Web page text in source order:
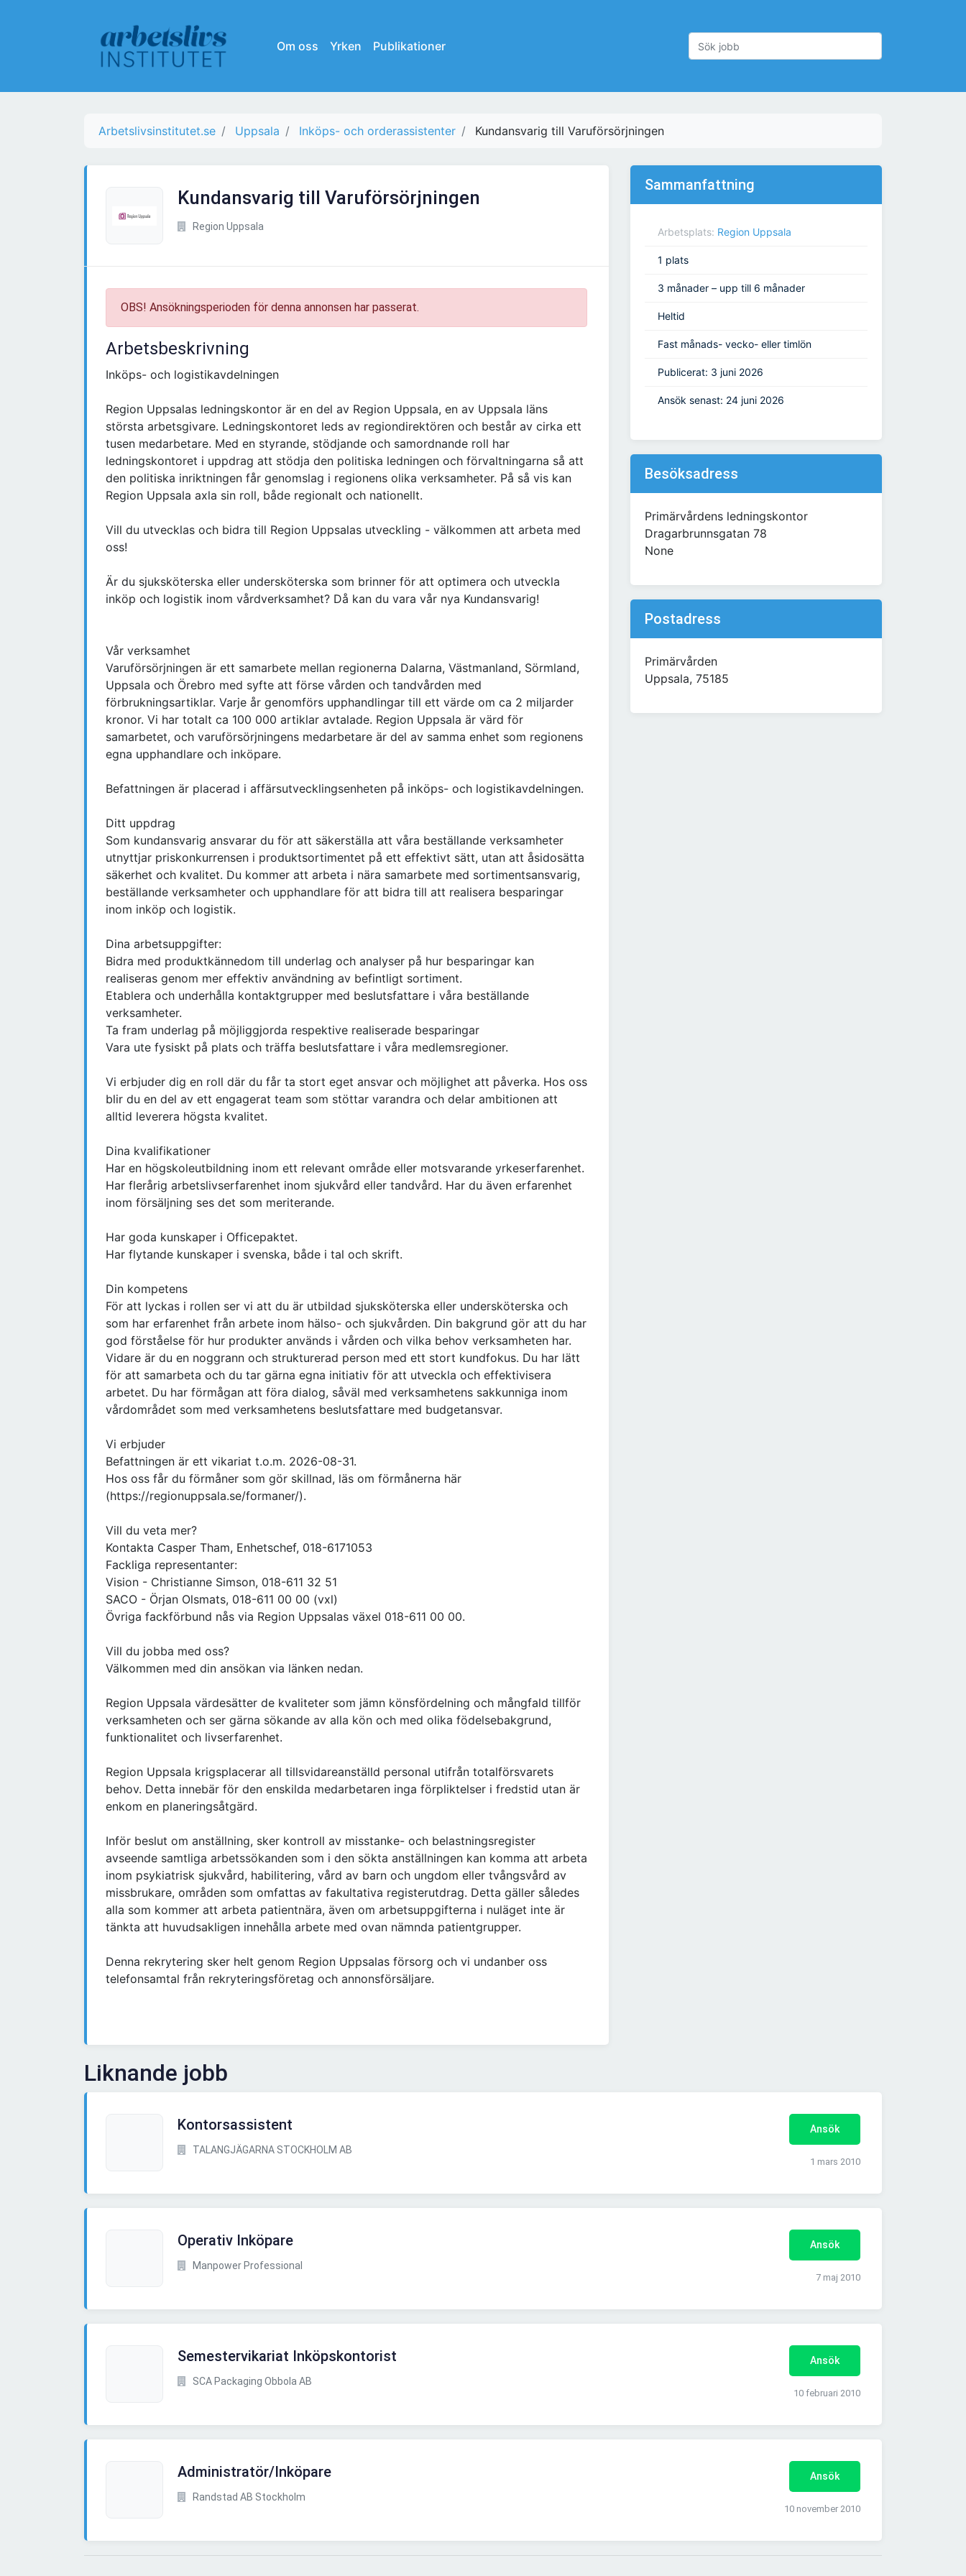
Om oss Yrken Publikationer
Arbetslivsinstitutet.se Uppsala Inköps- och orderassistenter Kundansvarig till Varuförsörjningen
Kundansvarig till Varuförsörjningen
Region Uppsala
OBS! Ansökningsperioden för denna annonsen har passerat.
Arbetsbeskrivning
Inköps- och logistikavdelningen
Region Uppsalas ledningskontor är en del av Region Uppsala, en av Uppsala läns
största arbetsgivare. Ledningskontoret leds av regiondirektören och består av cirka ett
tusen medarbetare. Med en styrande, stödjande och samordnande roll har
ledningskontoret i uppdrag att stödja den politiska ledningen och förvaltningarna så att
den politiska inriktningen får genomslag i regionens olika verksamheter. På så vis kan
Region Uppsala axla sin roll, både regionalt och nationellt.
Vill du utvecklas och bidra till Region Uppsalas utveckling - välkommen att arbeta med
oss!
Är du sjuksköterska eller undersköterska som brinner för att optimera och utveckla
inköp och logistik inom vårdverksamhet? Då kan du vara vår nya Kundansvarig!
Vår verksamhet
Varuförsörjningen är ett samarbete mellan regionerna Dalarna, Västmanland, Sörmland,
Uppsala och Örebro med syfte att förse vården och tandvården med
förbrukningsartiklar. Varje år genomförs upphandlingar till ett värde om ca 2 miljarder
kronor. Vi har totalt ca 100 000 artiklar avtalade. Region Uppsala är värd för
samarbetet, och varuförsörjningens medarbetare är del av samma enhet som regionens
egna upphandlare och inköpare.
Befattningen är placerad i affärsutvecklingsenheten på inköps- och logistikavdelningen.
Ditt uppdrag
Som kundansvarig ansvarar du för att säkerställa att våra beställande verksamheter
utnyttjar priskonkurrensen i produktsortimentet på ett effektivt sätt, utan att åsidosätta
säkerhet och kvalitet. Du kommer att arbeta i nära samarbete med sortimentsansvarig,
beställande verksamheter och upphandlare för att bidra till att realisera besparingar
inom inköp och logistik.
Dina arbetsuppgifter:
Bidra med produktkännedom till underlag och analyser på hur besparingar kan
realiseras genom mer effektiv användning av befintligt sortiment.
Etablera och underhålla kontaktgrupper med beslutsfattare i våra beställande
verksamheter.
Ta fram underlag på möjliggjorda respektive realiserade besparingar
Vara ute fysiskt på plats och träffa beslutsfattare i våra medlemsregioner.
Vi erbjuder dig en roll där du får ta stort eget ansvar och möjlighet att påverka. Hos oss
blir du en del av ett engagerat team som stöttar varandra och delar ambitionen att
alltid leverera högsta kvalitet.
Dina kvalifikationer
Har en högskoleutbildning inom ett relevant område eller motsvarande yrkeserfarenhet.
Har flerårig arbetslivserfarenhet inom sjukvård eller tandvård. Har du även erfarenhet
inom försäljning ses det som meriterande.
Har goda kunskaper i Officepaktet.
Har flytande kunskaper i svenska, både i tal och skrift.
Din kompetens
För att lyckas i rollen ser vi att du är utbildad sjuksköterska eller undersköterska och
som har erfarenhet från arbete inom hälso- och sjukvården. Din bakgrund gör att du har
god förståelse för hur produkter används i vården och vilka behov verksamheten har.
Vidare är du en noggrann och strukturerad person med ett stort kundfokus. Du har lätt
för att samarbeta och du tar gärna egna initiativ för att utveckla och effektivisera
arbetet. Du har förmågan att föra dialog, såväl med verksamhetens sakkunniga inom
vårdområdet som med verksamhetens beslutsfattare med budgetansvar.
Vi erbjuder
Befattningen är ett vikariat t.o.m. 2026-08-31.
Hos oss får du förmåner som gör skillnad, läs om förmånerna här
(https://regionuppsala.se/formaner/).
Vill du veta mer?
Kontakta Casper Tham, Enhetschef, 018-6171053
Fackliga representanter:
Vision - Christianne Simson, 018-611 32 51
SACO - Örjan Olsmats, 018-611 00 00 (vxl)
Övriga fackförbund nås via Region Uppsalas växel 018-611 00 00.
Vill du jobba med oss?
Välkommen med din ansökan via länken nedan.
Region Uppsala värdesätter de kvaliteter som jämn könsfördelning och mångfald tillför
verksamheten och ser gärna sökande av alla kön och med olika födelsebakgrund,
funktionalitet och livserfarenhet.
Region Uppsala krigsplacerar all tillsvidareanställd personal utifrån totalförsvarets
behov. Detta innebär för den enskilda medarbetaren inga förpliktelser i fredstid utan är
enkom en planeringsåtgärd.
Inför beslut om anställning, sker kontroll av misstanke- och belastningsregister
avseende samtliga arbetssökanden som i den sökta anställningen kan komma att arbeta
inom psykiatrisk sjukvård, habilitering, vård av barn och ungdom eller tvångsvård av
missbrukare, områden som omfattas av fakultativa registerutdrag. Detta gäller således
alla som kommer att arbeta patientnära, även om arbetsuppgifterna i nuläget inte är
tänkta att huvudsakligen innehålla arbete med ovan nämnda patientgrupper.
Denna rekrytering sker helt genom Region Uppsalas försorg och vi undanber oss
telefonsamtal från rekryteringsföretag och annonsförsäljare.
Sammanfattning
Arbetsplats: Region Uppsala
1 plats
3 månader – upp till 6 månader
Heltid
Fast månads- vecko- eller timlön
Publicerat: 3 juni 2026
Ansök senast: 24 juni 2026
Besöksadress
Primärvårdens ledningskontor
Dragarbrunnsgatan 78
None
Postadress
Primärvården
Uppsala, 75185
Liknande jobb
Kontorsassistent
TALANGJÄGARNA STOCKHOLM AB
Ansök
1 mars 2010
Operativ Inköpare
Manpower Professional
Ansök
7 maj 2010
Semestervikariat Inköpskontorist
SCA Packaging Obbola AB
Ansök
10 februari 2010
Administratör/Inköpare
Randstad AB Stockholm
Ansök
10 november 2010